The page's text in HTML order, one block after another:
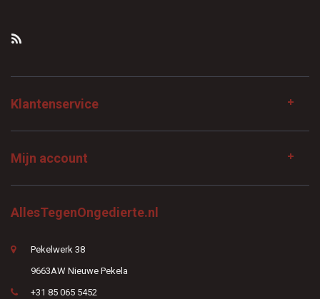
Klantenservice
Mijn account
AllesTegenOngedierte.nl
Pekelwerk 38
9663AW Nieuwe Pekela
+31 85 065 5452